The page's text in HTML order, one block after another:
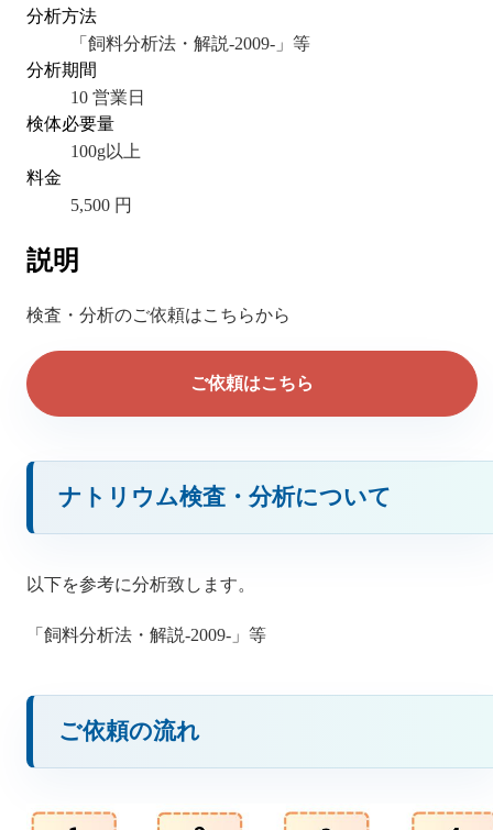
分析方法
「飼料分析法・解説-2009-」等
分析期間
10 営業日
検体必要量
100g以上
料金
5,500 円
説明
検査・分析のご依頼はこちらから
ご依頼はこちら
ナトリウム検査・分析について
以下を参考に分析致します。
「飼料分析法・解説-2009-」等
ご依頼の流れ